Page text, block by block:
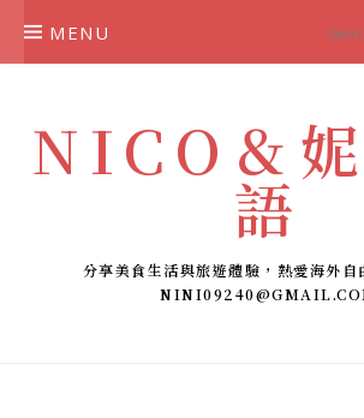
MENU
NICO＆
語
分享美食生活與旅遊體驗，熱愛海外自